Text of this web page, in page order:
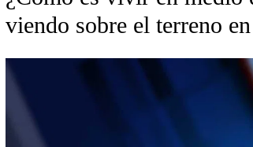
viendo sobre el terreno